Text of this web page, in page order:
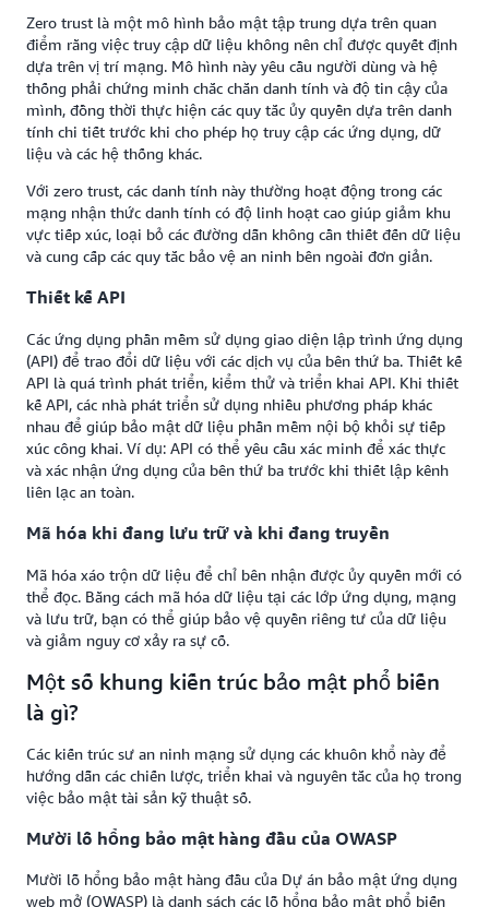
Zero trust là một mô hình bảo mật tập trung dựa trên quan
điểm rằng việc truy cập dữ liệu không nên chỉ được quyết định
dựa trên vị trí mạng. Mô hình này yêu cầu người dùng và hệ
thống phải chứng minh chắc chắn danh tính và độ tin cậy của
mình, đồng thời thực hiện các quy tắc ủy quyền dựa trên danh
tính chi tiết trước khi cho phép họ truy cập các ứng dụng, dữ
liệu và các hệ thống khác.
Với zero trust, các danh tính này thường hoạt động trong các
mạng nhận thức danh tính có độ linh hoạt cao giúp giảm khu
vực tiếp xúc, loại bỏ các đường dẫn không cần thiết đến dữ liệu
và cung cấp các quy tắc bảo vệ an ninh bên ngoài đơn giản.
Thiết kế API
Các ứng dụng phần mềm sử dụng giao diện lập trình ứng dụng
(API) để trao đổi dữ liệu với các dịch vụ của bên thứ ba. Thiết kế
API là quá trình phát triển, kiểm thử và triển khai API. Khi thiết
kế API, các nhà phát triển sử dụng nhiều phương pháp khác
nhau để giúp bảo mật dữ liệu phần mềm nội bộ khỏi sự tiếp
xúc công khai. Ví dụ: API có thể yêu cầu xác minh để xác thực
và xác nhận ứng dụng của bên thứ ba trước khi thiết lập kênh
liên lạc an toàn.
Mã hóa khi đang lưu trữ và khi đang truyền
Mã hóa xáo trộn dữ liệu để chỉ bên nhận được ủy quyền mới có
thể đọc. Bằng cách mã hóa dữ liệu tại các lớp ứng dụng, mạng
và lưu trữ, bạn có thể giúp bảo vệ quyền riêng tư của dữ liệu
và giảm nguy cơ xảy ra sự cố.
Một số khung kiến trúc bảo mật phổ biến
là gì?
Các kiến trúc sư an ninh mạng sử dụng các khuôn khổ này để
hướng dẫn các chiến lược, triển khai và nguyên tắc của họ trong
việc bảo mật tài sản kỹ thuật số.
Mười lỗ hổng bảo mật hàng đầu của OWASP
Mười lỗ hổng bảo mật hàng đầu của Dự án bảo mật ứng dụng
web mở (OWASP) là danh sách các lỗ hổng bảo mật phổ biến